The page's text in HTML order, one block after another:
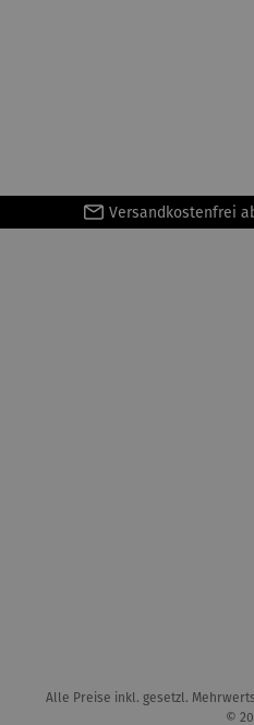
Versandkostenfrei
Alle Preise inkl. gesetzl.
©